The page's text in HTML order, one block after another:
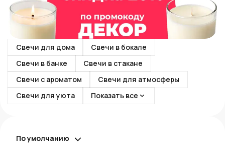
Свечи для дома
Свечи в бокале
Свечи в банке
Свечи в стакане
Свечи с ароматом
Свечи для атмосферы
Свечи для уюта
Показать все
По умолчанию